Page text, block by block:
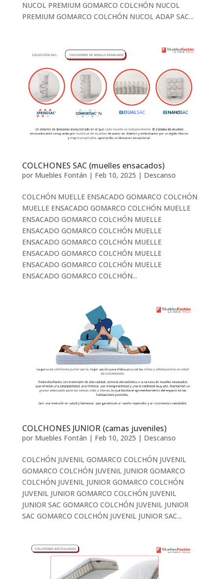
NUCOL PREMIUM GOMARCO COLCHÓN NUCOL
PREMIUM GOMARCO COLCHÓN NUCOL ADAP SAC...
COLCHONES SAC (muelles ensacados)
por Muebles Fontán | Feb 10, 2025 | Descanso
COLCHÓN MUELLE ENSACADO GOMARCO COLCHÓN
MUELLE ENSACADO GOMARCO COLCHÓN MUELLE
ENSACADO GOMARCO COLCHÓN MUELLE
ENSACADO GOMARCO COLCHÓN MUELLE
ENSACADO GOMARCO COLCHÓN MUELLE
ENSACADO GOMARCO COLCHÓN MUELLE
ENSACADO GOMARCO COLCHÓN MUELLE
ENSACADO GOMARCO COLCHÓN...
COLCHONES JUNIOR (camas juveniles)
por Muebles Fontán | Feb 10, 2025 | Descanso
COLCHÓN JUVENIL GOMARCO COLCHÓN JUVENIL
GOMARCO COLCHÓN JUVENIL JUNIOR GOMARCO
COLCHÓN JUVENIL JUNIOR GOMARCO COLCHÓN
JUVENIL JUNIOR GOMARCO COLCHÓN JUVENIL
JUNIOR SAC GOMARCO COLCHÓN JUVENIL JUNIOR
SAC GOMARCO COLCHÓN JUVENIL JUNIOR SAC...